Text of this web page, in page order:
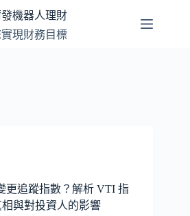
發機器人理財
現財務目標
更追蹤指數？解析 VTI 指
與對投資人的影響